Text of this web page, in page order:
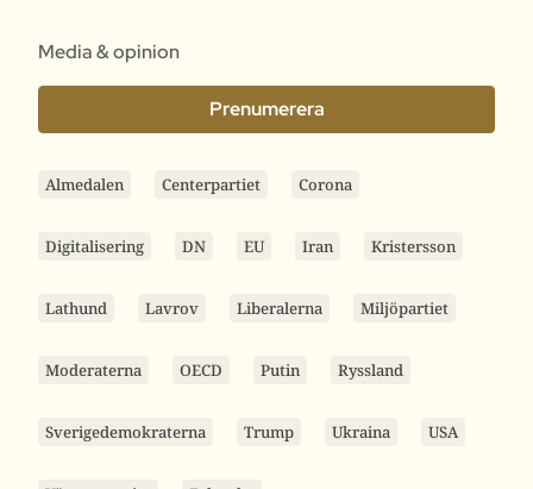
Media & opinion
Prenumerera
Almedalen Centerpartiet Corona
Digitalisering DN EU Iran Kristersson
Lathund Lavrov Liberalerna Miljöpartiet
Moderaterna OECD Putin Ryssland
Sverigedemokraterna Trump Ukraina USA